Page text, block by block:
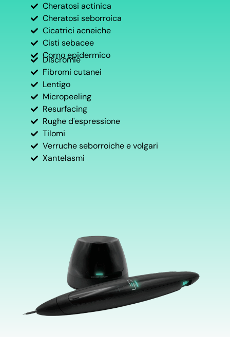
Cheratosi actinica
Cheratosi seborroica
Cicatrici acneiche
Cisti sebacee
Corno epidermico
Discromie
Fibromi cutanei
Lentigo
Micropeeling
Resurfacing
Rughe d'espressione
Tilomi
Verruche seborroiche e volgari
Xantelasmi